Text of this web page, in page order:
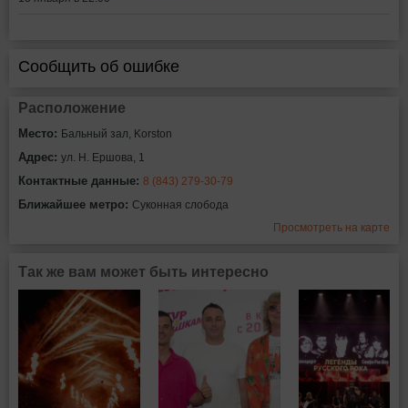
Сообщить об ошибке
Расположение
Место: Бальный зал, Korston
Адрес: ул. Н. Ершова, 1
Контактные данные: 8 (843) 279-30-79
Ближайшее метро: Суконная слобода
Просмотреть на карте
Так же вам может быть интересно